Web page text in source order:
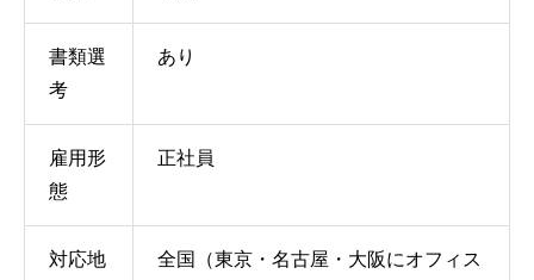
書類選
考
あり
雇用形
態
正社員
対応地
全国（東京・名古屋・大阪にオフィス